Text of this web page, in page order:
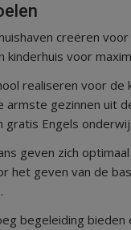
creëren
kinderhuis voor
realiseren voor de
armste gezinnen uit
gratis Engels
geven zich
het geven van de
begeleiding bieden